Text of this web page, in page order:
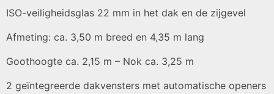
ISO-veiligheidsglas 22 mm in het dak en de zijgevel
Afmeting: ca. 3,50 m breed en 4,35 m lang
Goothoogte ca. 2,15 m – Nok ca. 3,25 m
2 geïntegreerde dakvensters met automatische openers